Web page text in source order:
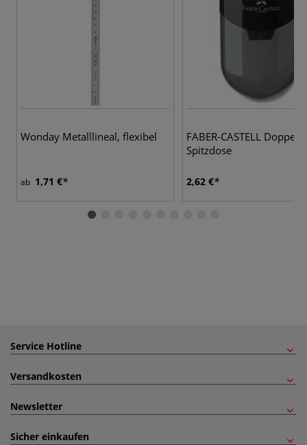
Wonday Metalllineal, flexibel
ab 1,71 €
FABER-CASTELL Doppel-
Spitzdose
2,62 €
Service Hotline
Versandkosten
Newsletter
Sicher einkaufen